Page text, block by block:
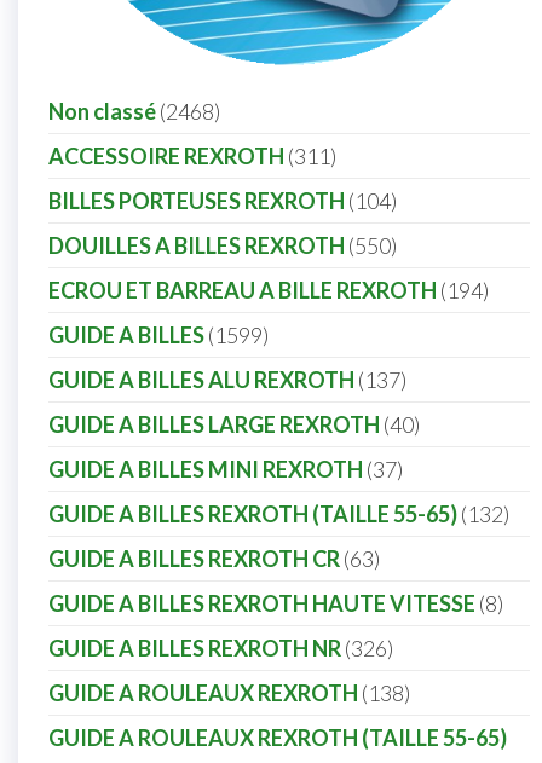
Non classé 2468
ACCESSOIRE REXROTH 311
BILLES PORTEUSES REXROTH 104
DOUILLES A BILLES REXROTH 550
ECROU ET BARREAU A BILLE REXROTH 194
GUIDE A BILLES 1599
GUIDE A BILLES ALU REXROTH 137
GUIDE A BILLES LARGE REXROTH 40
GUIDE A BILLES MINI REXROTH 37
GUIDE A BILLES REXROTH (TAILLE 55-65) 132
GUIDE A BILLES REXROTH CR 63
GUIDE A BILLES REXROTH HAUTE VITESSE 8
GUIDE A BILLES REXROTH NR 326
GUIDE A ROULEAUX REXROTH 138
GUIDE A ROULEAUX REXROTH (TAILLE 55-65)